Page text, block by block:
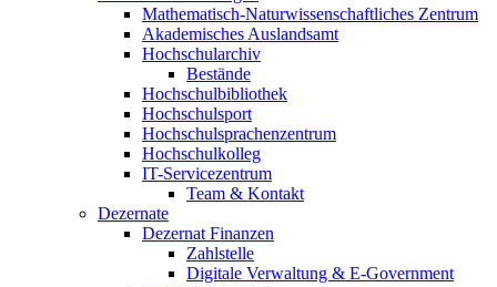
Mathematisch-Naturwissenschaftliches Zentrum
Akademisches Auslandsamt
Hochschularchiv
Bestände
Hochschulbibliothek
Hochschulsport
Hochschulsprachenzentrum
Hochschulkolleg
IT-Servicezentrum
Team & Kontakt
Dezernate
Dezernat Finanzen
Zahlstelle
Digitale Verwaltung & E-Government